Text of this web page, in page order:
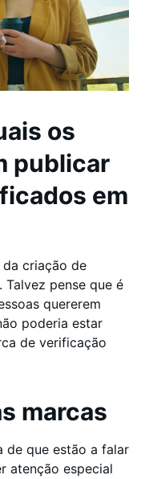
os
publicar
em
criação de
pense que é
quererem
poderia estar
de verificação
marcas
de que estão a falar
atenção especial